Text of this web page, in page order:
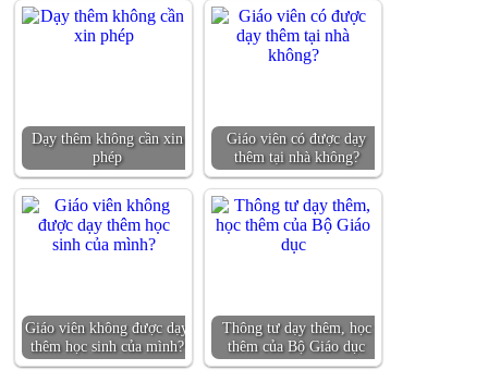
Dạy thêm không cần xin
phép
Giáo viên có được dạy
thêm tại nhà không?
Giáo viên không được dạy
thêm học sinh của mình?
Thông tư dạy thêm, học
thêm của Bộ Giáo dục